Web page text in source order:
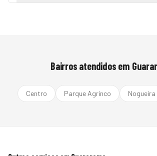
Bairros atendidos em
Centro Parque Agrinco Nogueira